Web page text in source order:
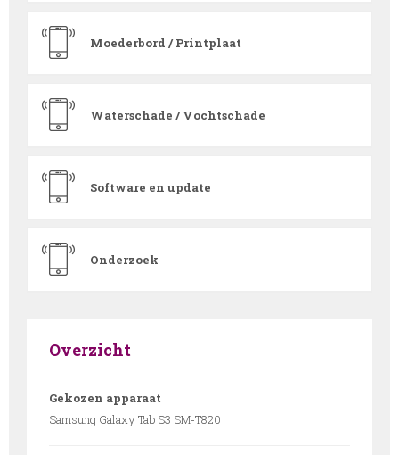
Moederbord / Printplaat
Waterschade / Vochtschade
Software en update
Onderzoek
Overzicht
Gekozen apparaat
Samsung Galaxy Tab S3 SM-T820